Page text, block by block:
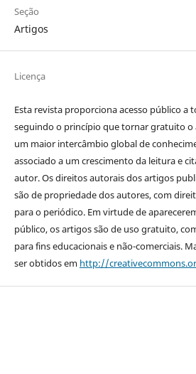
Seção
Artigos
Licença
Esta revista proporciona acesso público a
seguindo o princípio que tornar gratuito o
um maior intercâmbio global de
associado a um crescimento da leitura e
autor. Os direitos autorais dos artigos
são de propriedade dos autores, com
para o periódico. Em virtude de
público, os artigos são de uso gratuito,
para fins educacionais e não-comerciais.
ser obtidos em http://